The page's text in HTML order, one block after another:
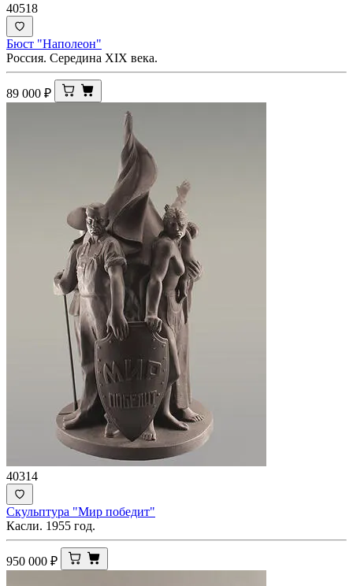
40518
Бюст "Наполеон"
Россия. Середина ХIХ века.
89 000 ₽
40314
Скульптура "Мир победит"
Касли. 1955 год.
950 000 ₽